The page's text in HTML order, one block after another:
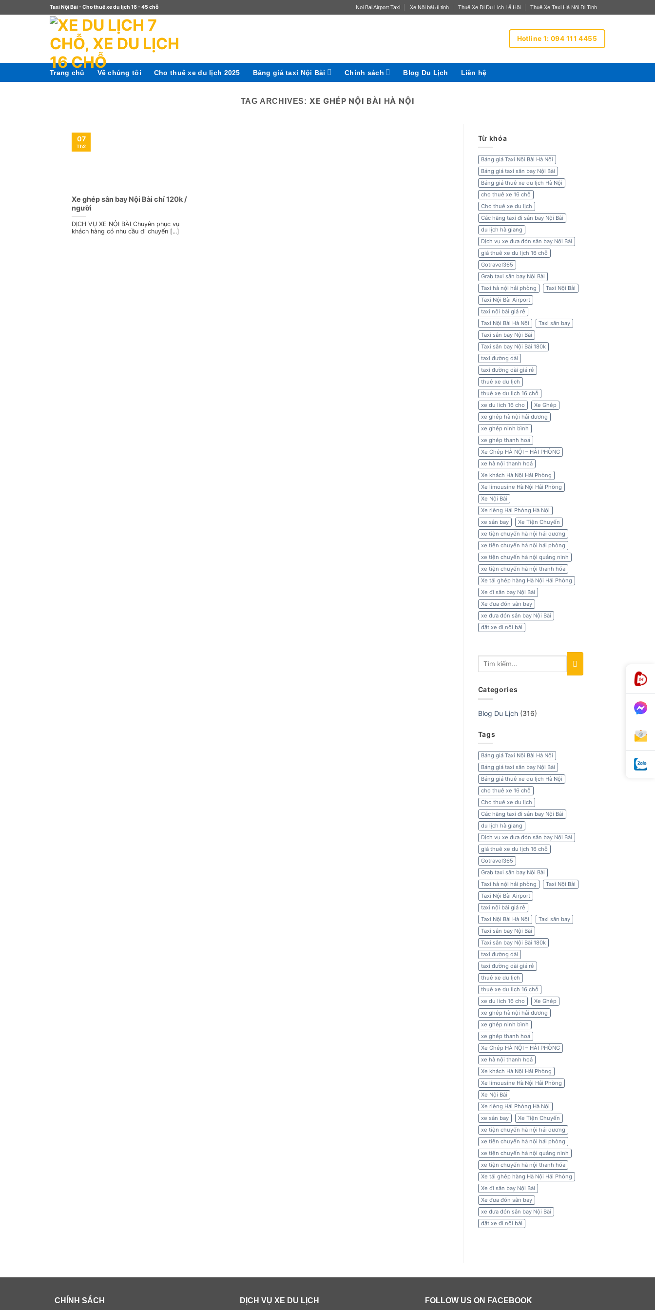
Taxi Nội Bài - Cho thuê xe du lịch 16 - 45 chỗ Noi Bai Airport Taxi Xe Nội bài đi tỉnh Thuê Xe Đi Du Lịch Lễ Hội Thuê Xe Taxi Hà Nội Đi Tỉnh
Hotline 1: 094 111 4455
Trang chủ Về chúng tôi Cho thuê xe du lịch 2025 Bảng giá taxi Nội Bài Chính sách Blog Du Lịch Liên hệ
TAG ARCHIVES: XE GHÉP NỘI BÀI HÀ NỘI
Xe ghép sân bay Nội Bài chỉ 120k /
người
DỊCH VỤ XE NỘI BÀI Chuyên phục vụ
khách hàng có nhu cầu di chuyển [...]
07
Th2
Từ khóa
Bảng giá Taxi Nội Bài Hà Nội
Bảng giá taxi sân bay Nội Bài
Bảng giá thuê xe du lịch Hà Nội
cho thuê xe 16 chỗ
Cho thuê xe du lịch
Các hãng taxi đi sân bay Nội Bài
du lịch hà giang
Dịch vụ xe đưa đón sân bay Nội Bài
giá thuê xe du lịch 16 chỗ
Gotravel365
Grab taxi sân bay Nội Bài
Taxi hà nội hải phòng
Taxi Nội Bài
Taxi Nội Bài Airport
taxi nội bài giá rẻ
Taxi Nội Bài Hà Nội
Taxi sân bay
Taxi sân bay Nội Bài
Taxi sân bay Nội Bài 180k
taxi đường dài
taxi đường dài giá rẻ
thuê xe du lịch
thuê xe du lịch 16 chỗ
xe du lich 16 cho
Xe Ghép
xe ghép hà nội hải dương
xe ghép ninh bình
xe ghép thanh hoá
Xe Ghép HÀ NỘI – HẢI PHÒNG
xe hà nội thanh hoá
Xe khách Hà Nội Hải Phòng
Xe limousine Hà Nội Hải Phòng
Xe Nội Bài
Xe riêng Hải Phòng Hà Nội
xe sân bay
Xe Tiện Chuyến
xe tiện chuyến hà nội hải dương
xe tiện chuyến hà nội hải phòng
xe tiện chuyến hà nội quảng ninh
xe tiện chuyến hà nội thanh hóa
Xe tải ghép hàng Hà Nội Hải Phòng
Xe đi sân bay Nội Bài
Xe đưa đón sân bay
xe đưa đón sân bay Nội Bài
đặt xe đi nội bài
Categories
Blog Du Lịch(316)
Tags
Bảng giá Taxi Nội Bài Hà Nội
Bảng giá taxi sân bay Nội Bài
Bảng giá thuê xe du lịch Hà Nội
cho thuê xe 16 chỗ
Cho thuê xe du lịch
Các hãng taxi đi sân bay Nội Bài
du lịch hà giang
Dịch vụ xe đưa đón sân bay Nội Bài
giá thuê xe du lịch 16 chỗ
Gotravel365
Grab taxi sân bay Nội Bài
Taxi hà nội hải phòng
Taxi Nội Bài
Taxi Nội Bài Airport
taxi nội bài giá rẻ
Taxi Nội Bài Hà Nội
Taxi sân bay
Taxi sân bay Nội Bài
Taxi sân bay Nội Bài 180k
taxi đường dài
taxi đường dài giá rẻ
thuê xe du lịch
thuê xe du lịch 16 chỗ
xe du lich 16 cho
Xe Ghép
xe ghép hà nội hải dương
xe ghép ninh bình
xe ghép thanh hoá
Xe Ghép HÀ NỘI – HẢI PHÒNG
xe hà nội thanh hoá
Xe khách Hà Nội Hải Phòng
Xe limousine Hà Nội Hải Phòng
Xe Nội Bài
Xe riêng Hải Phòng Hà Nội
xe sân bay
Xe Tiện Chuyến
xe tiện chuyến hà nội hải dương
xe tiện chuyến hà nội hải phòng
xe tiện chuyến hà nội quảng ninh
xe tiện chuyến hà nội thanh hóa
Xe tải ghép hàng Hà Nội Hải Phòng
Xe đi sân bay Nội Bài
Xe đưa đón sân bay
xe đưa đón sân bay Nội Bài
đặt xe đi nội bài
CHÍNH SÁCH DỊCH VỤ XE DU LỊCH FOLLOW US ON FACEBOOK